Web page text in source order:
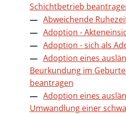
Schichtbetrieb
Abweichende
Adoption -
Adoption - sich als
Adoption eines
Beurkundung im
beantragen
Adoption eines
Umwandlung einer